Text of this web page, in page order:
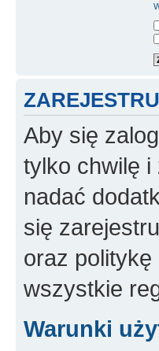
Aby się
tylko chwilę i
nadać
się
oraz politykę
wszystkie
Warunki